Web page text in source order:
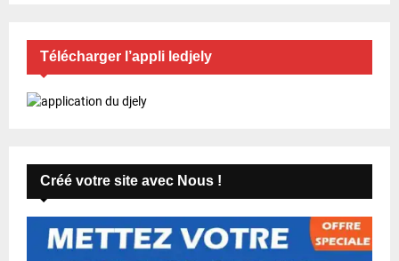
a
t
i
n
s
Télécharger l’appli ledjely
Créé votre site avec Nous !